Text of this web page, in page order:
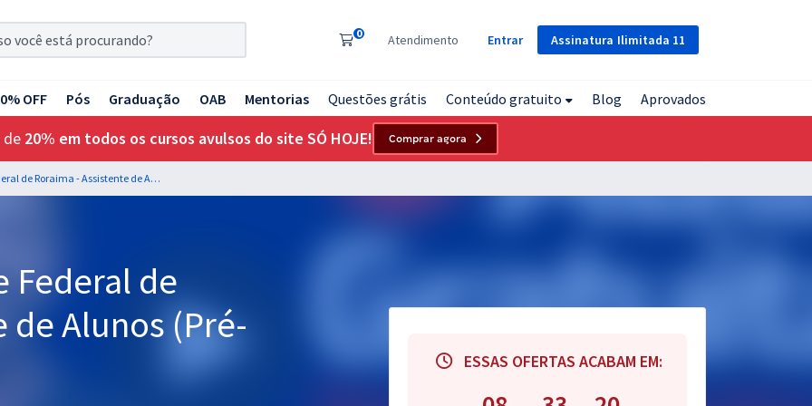
Assinatura Ilimitada 11
0 Atendimento Entrar
OFF Pós Graduação OAB Mentorias Questões grátis Conteúdo gratuito Blog Aprovados
de 20% em todos os cursos avulsos do site SÓ HOJE! Comprar agora
UFRR - Universidade Federal de Roraima - Assistente de Alunos (Pré-edital)
Federal de
de Alunos (Pré-
ESSAS OFERTAS ACABAM EM: